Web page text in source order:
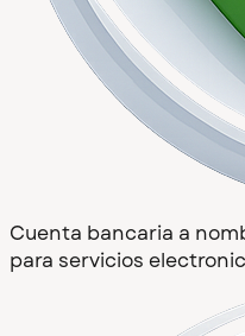
Cuenta bancaria a
para servicios